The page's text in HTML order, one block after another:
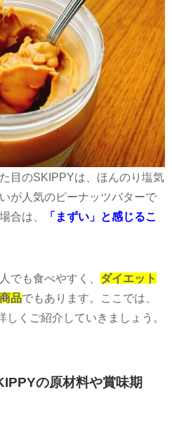
目のSKIPPYは、ほんのり塩気
が人気のピーナッツバターで
合は、
「まずい」と感じるこ
でも食べやすく、 ダイエット
品でもあります。ここでは、
しくご紹介していきましょう。
の原材料や賞味期